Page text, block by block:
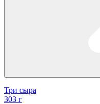
Три сыра
303 г